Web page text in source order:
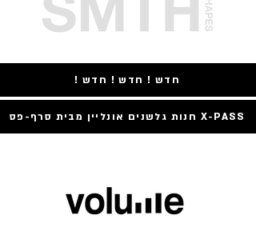
! חדש ! חדש ! חדש
חנות גלשנים אונליין מבית סרף-פס X-PASS